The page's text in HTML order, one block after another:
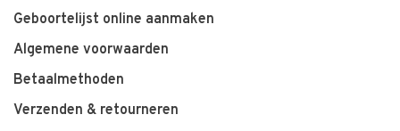
Geboortelijst online aanmaken
Algemene voorwaarden
Betaalmethoden
Verzenden & retourneren